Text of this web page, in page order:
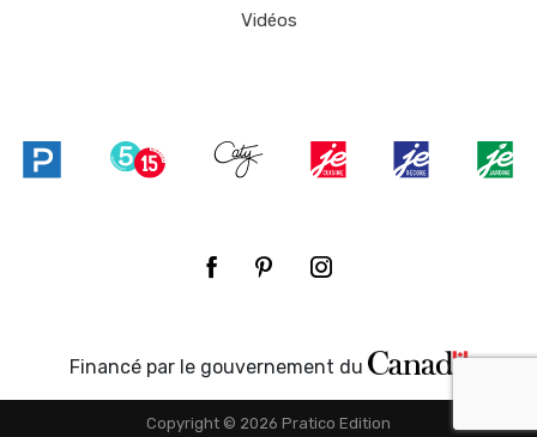
Vidéos
Financé par le gouvernement du
Copyright © 2026 Pratico Edition